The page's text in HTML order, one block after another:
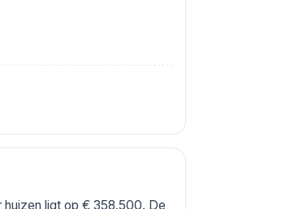
huizen ligt op € 358.500. De